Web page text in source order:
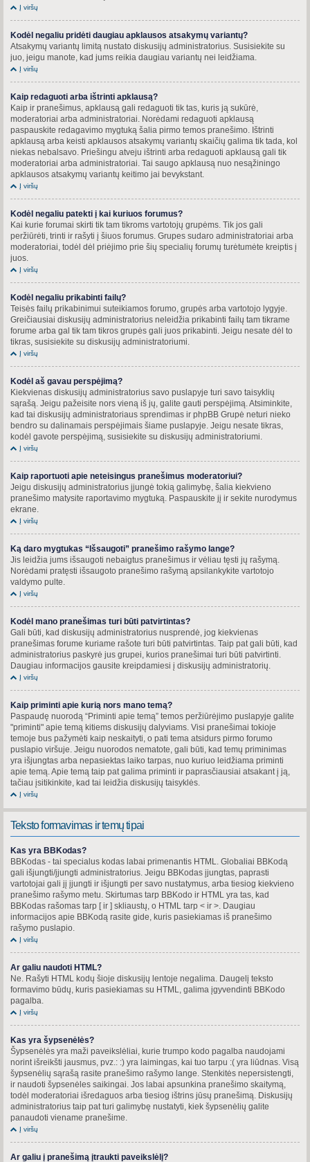
Į viršų
Kodėl negaliu pridėti daugiau apklausos atsakymų variantų?
Atsakymų variantų limitą nustato diskusijų administratorius. Susisiekite su
juo, jeigu manote, kad jums reikia daugiau variantų nei leidžiama.
Į viršų
Kaip redaguoti arba ištrinti apklausą?
Kaip ir pranešimus, apklausą gali redaguoti tik tas, kuris ją sukūrė,
moderatoriai arba administratoriai. Norėdami redaguoti apklausą
paspauskite redagavimo mygtuką šalia pirmo temos pranešimo. Ištrinti
apklausą arba keisti apklausos atsakymų variantų skaičių galima tik tada, kol
niekas nebalsavo. Priešingu atveju ištrinti arba redaguoti apklausą gali tik
moderatoriai arba administratoriai. Tai saugo apklausą nuo nesąžiningo
apklausos atsakymų variantų keitimo jai bevykstant.
Į viršų
Kodėl negaliu patekti į kai kuriuos forumus?
Kai kurie forumai skirti tik tam tikroms vartotojų grupėms. Tik jos gali
peržiūrėti, trinti ir rašyti į šiuos forumus. Grupes sudaro administratoriai arba
moderatoriai, todėl dėl priėjimo prie šių specialių forumų turėtumėte kreiptis į
juos.
Į viršų
Kodėl negaliu prikabinti failų?
Teisės failų prikabinimui suteikiamos forumo, grupės arba vartotojo lygyje.
Greičiausiai diskusijų administratorius neleidžia prikabinti failų tam tikrame
forume arba gal tik tam tikros grupės gali juos prikabinti. Jeigu nesate dėl to
tikras, susisiekite su diskusijų administratoriumi.
Į viršų
Kodėl aš gavau perspėjimą?
Kiekvienas diskusijų administratorius savo puslapyje turi savo taisyklių
sąrašą. Jeigu pažeisite nors vieną iš jų, galite gauti perspėjimą. Atsiminkite,
kad tai diskusijų administratoriaus sprendimas ir phpBB Grupė neturi nieko
bendro su dalinamais perspėjimais šiame puslapyje. Jeigu nesate tikras,
kodėl gavote perspėjimą, susisiekite su diskusijų administratoriumi.
Į viršų
Kaip raportuoti apie neteisingus pranešimus moderatoriui?
Jeigu diskusijų administratorius įjungė tokią galimybę, šalia kiekvieno
pranešimo matysite raportavimo mygtuką. Paspauskite jį ir sekite nurodymus
ekrane.
Į viršų
Ką daro mygtukas “Išsaugoti” pranešimo rašymo lange?
Jis leidžia jums išsaugoti nebaigtus pranešimus ir vėliau tęsti jų rašymą.
Norėdami pratęsti išsaugoto pranešimo rašymą apsilankykite vartotojo
valdymo pulte.
Į viršų
Kodėl mano pranešimas turi būti patvirtintas?
Gali būti, kad diskusijų administratorius nusprendė, jog kiekvienas
pranešimas forume kuriame rašote turi būti patvirtintas. Taip pat gali būti, kad
administratorius paskyrė jus grupei, kurios pranešimai turi būti patvirtinti.
Daugiau informacijos gausite kreipdamiesi į diskusijų administratorių.
Į viršų
Kaip priminti apie kurią nors mano temą?
Paspaudę nuorodą “Priminti apie temą” temos peržiūrėjimo puslapyje galite
"priminti" apie temą kitiems diskusijų dalyviams. Visi pranešimai tokioje
temoje bus pažymėti kaip neskaityti, o pati tema atsidurs pirmo forumo
puslapio viršuje. Jeigu nuorodos nematote, gali būti, kad temų priminimas
yra išjungtas arba nepasiektas laiko tarpas, nuo kuriuo leidžiama priminti
apie temą. Apie temą taip pat galima priminti ir paprasčiausiai atsakant į ją,
tačiau įsitikinkite, kad tai leidžia diskusijų taisyklės.
Į viršų
Teksto formavimas ir temų tipai
Kas yra BBKodas?
BBKodas - tai specialus kodas labai primenantis HTML. Globaliai BBKodą
gali išjungti/įjungti administratorius. Jeigu BBKodas įjungtas, paprasti
vartotojai gali jį įjungti ir išjungti per savo nustatymus, arba tiesiog kiekvieno
pranešimo rašymo metu. Skirtumas tarp BBKodo ir HTML yra tas, kad
BBKodas rašomas tarp [ ir ] skliaustų, o HTML tarp < ir >. Daugiau
informacijos apie BBKodą rasite gide, kuris pasiekiamas iš pranešimo
rašymo puslapio.
Į viršų
Ar galiu naudoti HTML?
Ne. Rašyti HTML kodų šioje diskusijų lentoje negalima. Daugelį teksto
formavimo būdų, kuris pasiekiamas su HTML, galima įgyvendinti BBKodo
pagalba.
Į viršų
Kas yra šypsenėlės?
Šypsenėlės yra maži paveikslėliai, kurie trumpo kodo pagalba naudojami
norint išreikšti jausmus, pvz.: :) yra laimingas, kai tuo tarpu :( yra liūdnas. Visą
šypsenėlių sąrašą rasite pranešimo rašymo lange. Stenkitės nepersistengti,
ir naudoti šypsenėles saikingai. Jos labai apsunkina pranešimo skaitymą,
todėl moderatoriai išredaguos arba tiesiog ištrins jūsų pranešimą. Diskusijų
administratorius taip pat turi galimybę nustatyti, kiek šypsenėlių galite
panaudoti viename pranešime.
Į viršų
Ar galiu į pranešimą įtraukti paveikslėlį?